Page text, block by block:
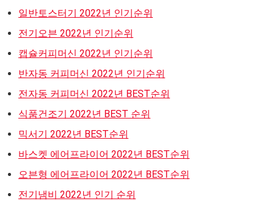
일반토스터기 2022년 인기순위
전기오븐 2022년 인기순위
캡슐커피머신 2022년 인기순위
반자동 커피머신 2022년 인기순위
전자동 커피머신 2022년 BEST순위
식품건조기 2022년 BEST 순위
믹서기 2022년 BEST순위
바스켓 에어프라이어 2022년 BEST순위
오븐형 에어프라이어 2022년 BEST순위
전기냄비 2022년 인기 순위